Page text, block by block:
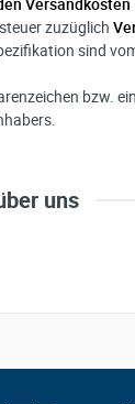
werden nach
Mail an
zuzüglich
sind
bzw.
uns